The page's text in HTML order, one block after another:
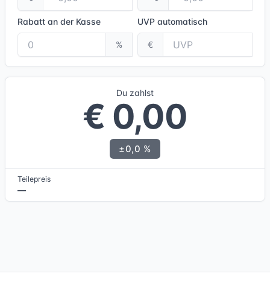
Rabatt an der Kasse
%
UVP automatisch
€
Du zahlst
€ 0,00
±0,0 %
Teilepreis
—